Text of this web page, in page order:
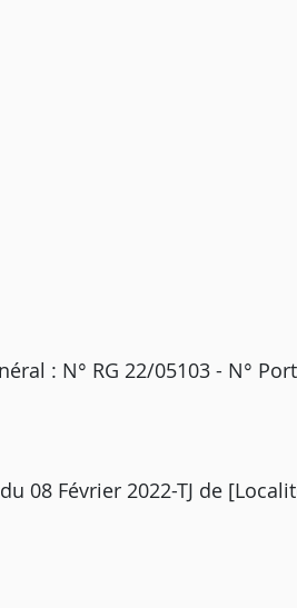
: N° RG 22/05103 - N°
08 Février 2022-TJ de